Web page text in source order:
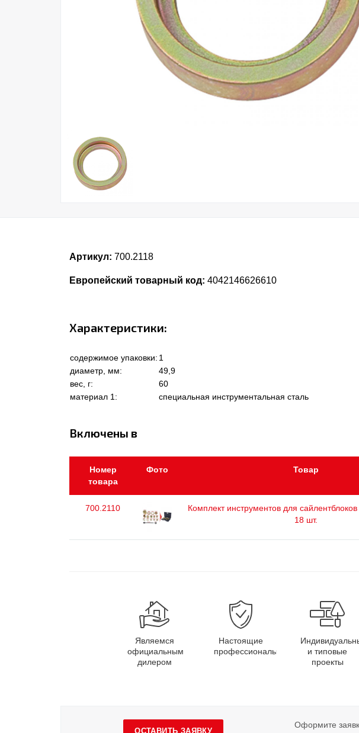
Артикул: 700.2118
Европейский товарный код: 4042146626610
Характеристики:
содержимое упаковки: 1
диаметр, мм:
49,9
вес, г:
60
материал 1:
специальная инструментальная сталь
Включены в
Номер
товара
Фото Товар
700.2110
Комплект инструментов для
18 шт.
Являемся
официальным
дилером
Настоящие
профессионалы
и типовые
проекты
ОСТАВИТЬ ЗАЯВКУ
Оформите